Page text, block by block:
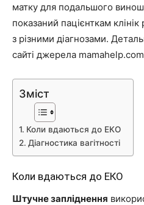
матку для подальшого
показаний пацієнткам
з різними діагнозами.
сайті джерела
Зміст
Коли вдаються до ЕКО
Діагностика вагітності
Коли вдаються до ЕКО
Штучне запліднення